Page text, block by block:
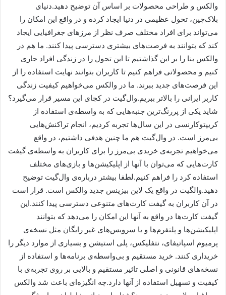
والکس و طراحی محصولات بر اساس آن توضیح دهید.دنیای
بلاک‌چین، تحول عظیمی در دنیا ایجاد کرده و در واقع این امکان را
می‌تواند برای افراد مختلف صرف نظر از مرزهای جغرافیایی ایجاد
کند که بتوانند به فرصت‌های بیشتری دسترسی پیدا کنند. ما هم در
والکس بنا را بر این گذاشتیم تا این تحول را در زندگی افراد جاری
کنیم و محصولاتی فراهم کنیم تا کاربران بتوانند نهایت استفاده را از
این فرصت‌های جدید ببرند. ما در والکس می‌خواهیم کیفیت زندگی
کاربر ایرانی را بالاتر ببریم.وال‌گیت در کجای این مسیر قرار می‌گیرد؟
شاید یکی از پررنگ‌ترین جنبه‌هایی که به واسطه‌ی استفاده از
کریپتوکارنسی در این سال‌ها تجربه کردیم، انجام تراکنش‌هایی
بی‌مرز است. در وال‌گیت هم ما چنین هدفی داشتیم، در واقع
می‌خواهیم تجربه‌ی خریدی بی‌مرز را برای کاربران به واسطه‌ی گیفت
کارت‌هایی که می‌توان با آنها از اپلیکیشن‌ها و بازی‌های مختلف
استفاده کرد را فراهم کنیم.لطفا بیشتر درباره‌ی وال‌گیت توضیح
دهید.وال‎گیت در واقع یک لاین بیزینس جدید والکس است. قرار است
در آن کاربران به گیفت‌ کارت‌های متنوعی دسترسی پیدا کنند.این
گیفت کارت‌ها در واقع به آنها این امکان را می‌دهد که بتوانند
اپلیکیشن‌ها و پلتفرم‌ها و یا سرویس‌های غیر رایگان مثل نسخه‌ی
پرمیوم اسپاتیفای، نتفلیکس، پلی استیشن و بسیاری از موارد دیگر را
خریداری کنند. خرید مستقیم و بی‌واسطه‌ی برنامه‌ها و استفاده از
نسخه‌های قانونی و اصلی تاثیر مستقیم و بالایی بر روی تجربه‌ی با
کیفیت و تسهیل استفاده از آنها دارد.چه انگیزه‌ای باعث شد والکس